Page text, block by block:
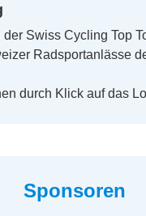
Swiss Cycling Top
Radsportanlässe
durch Klick auf das
Sponsoren